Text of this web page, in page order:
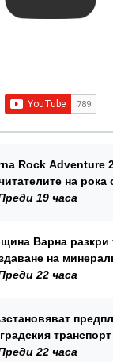
Rock Adventure
на рока
в Аспарухов
19 часа
Варна разкри
на
22 часа
22 часа